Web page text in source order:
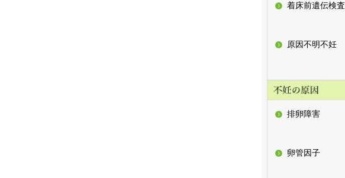
着床前遺伝検査
原因不明不妊
排卵障害
卵管因子